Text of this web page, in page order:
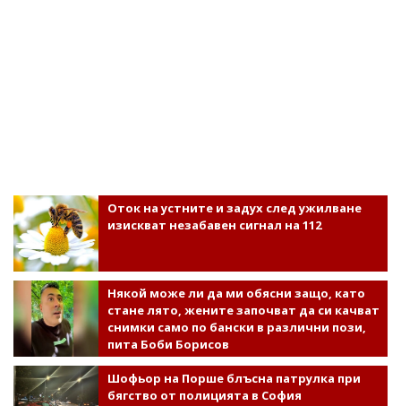
Оток на устните и задух след ужилване
изискват незабавен сигнал на 112
Някой може ли да ми обясни защо, като
стане лято, жените започват да си качват
снимки само по бански в различни пози,
пита Боби Борисов
Шофьор на Порше блъсна патрулка при
бягство от полицията в София